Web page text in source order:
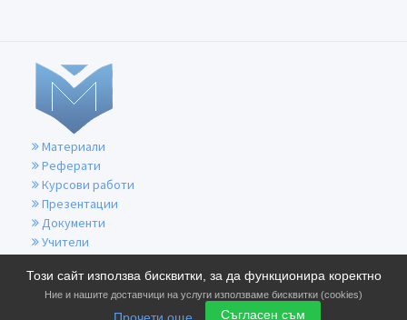
Този сайт използва бисквитки, за да функционира коректно
Ние и нашите доставчици на услуги използваме бисквитки (cookies)
Прочети още Съгласен съм
Материали
Реферати
Курсови работи
Презентации
Документи
Учители
Общи условия
Политика за бисквитките